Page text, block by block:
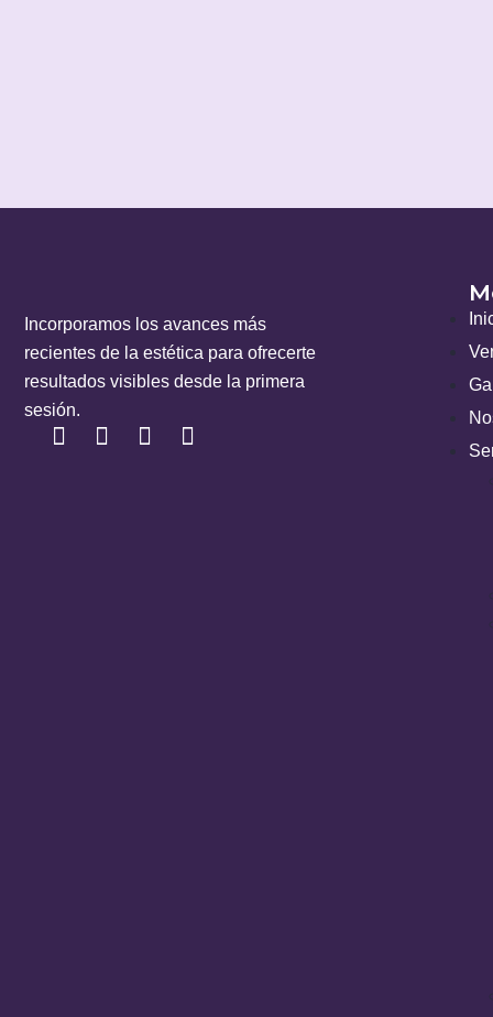
Incorporamos los avances más
recientes de la estética para ofrecerte
resultados visibles desde la primera
sesión.